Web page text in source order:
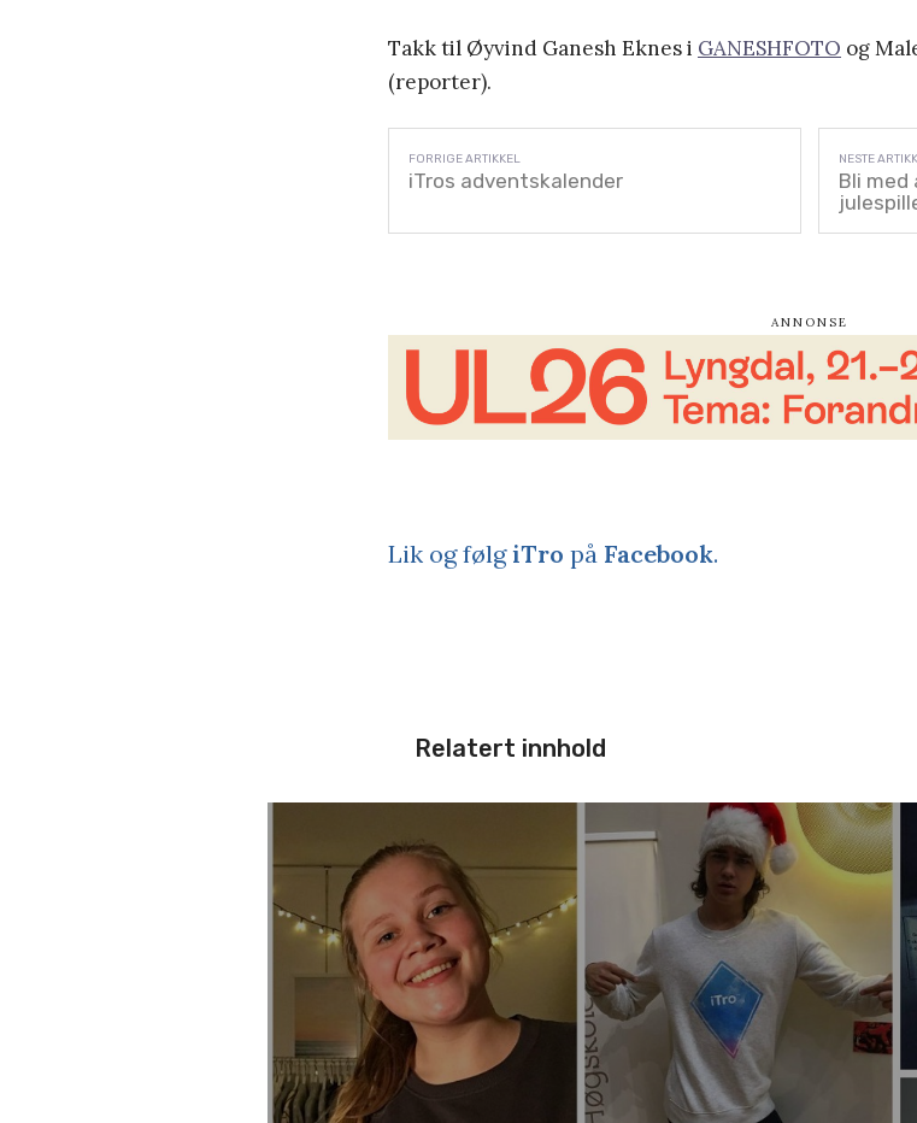
Takk til Øyvind Ganesh Eknes i GANESHFOTO og
(reporter).
iTros adventskalender
Bli
Lik og følgiTro på Facebook.
Relatert innhold